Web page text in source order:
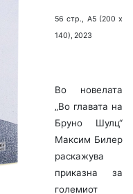
56 стр., А5 (200 х
140), 2023
Во новелата
„Во главата на
Бруно Шулц“
Максим Билер
раскажува
приказна за
големиот